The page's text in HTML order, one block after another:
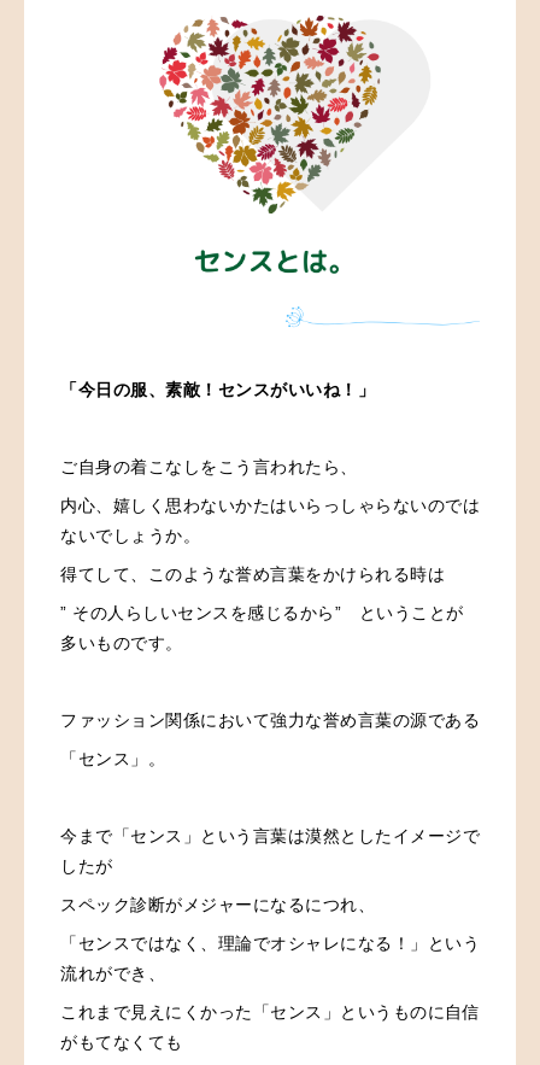
「今日の服、素敵！センスがいいね！」
ご自身の着こなしをこう言われたら、
内心、嬉しく思わないかたはいらっしゃらないのでは
ないでしょうか。
得てして、このような誉め言葉をかけられる時は
” その人らしいセンスを感じるから” ということが
多いものです。
ファッション関係において強力な誉め言葉の源である
「センス」。
今まで「センス」という言葉は漠然としたイメージで
したが
スペック診断がメジャーになるにつれ、
「センスではなく、理論でオシャレになる！」という
流れができ、
これまで見えにくかった「センス」というものに自信
がもてなくても